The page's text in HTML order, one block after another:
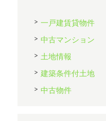
一戸建賃貸物件
中古マンション
土地情報
建築条件付土地
中古物件